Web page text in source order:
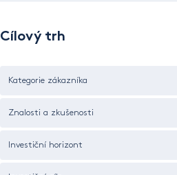
Cílový trh
Kategorie zákazníka
Znalosti a zkušenosti
Investiční horizont